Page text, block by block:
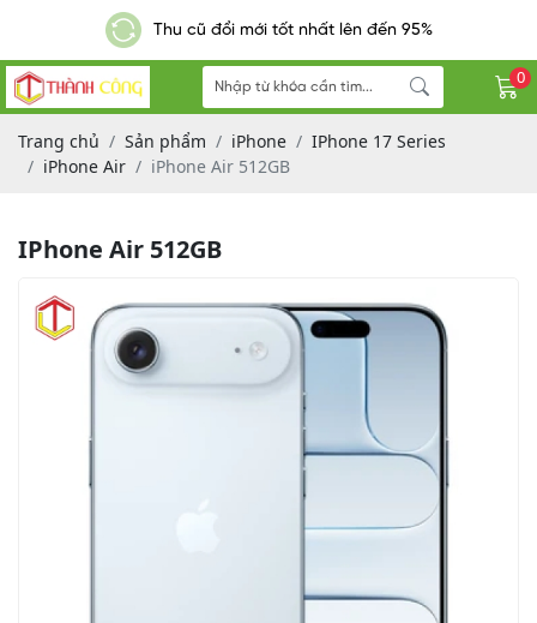
Thu cũ đổi mới tốt nhất lên đến 95%
0
Trang chủ Sản phẩm iPhone
IPhone 17 Series
iPhone Air
iPhone Air 512GB
IPhone Air 512GB